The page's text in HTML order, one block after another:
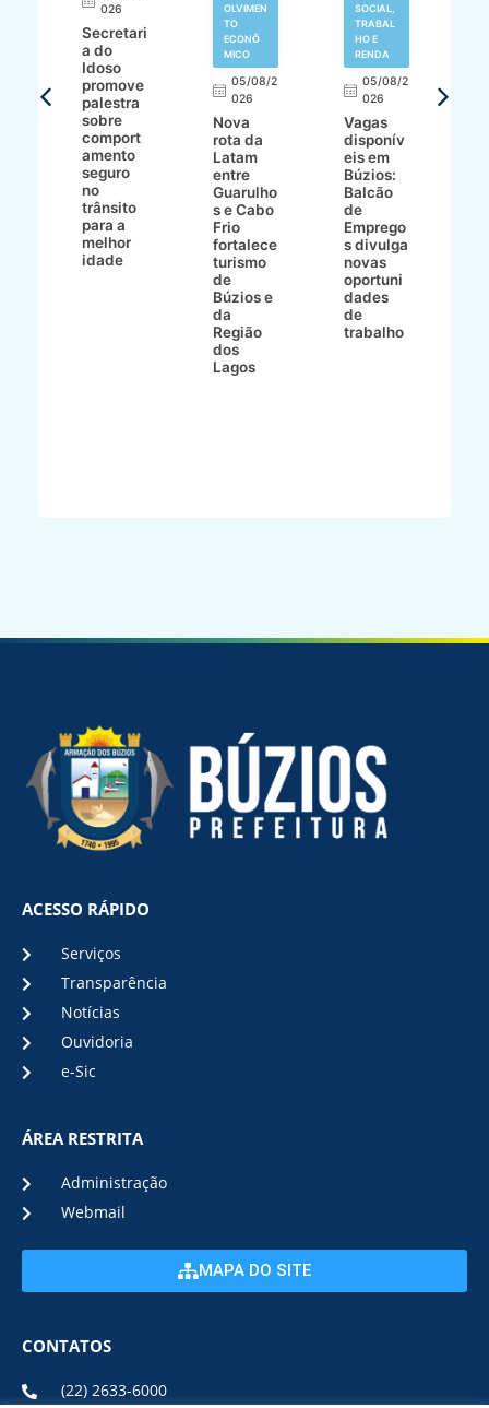
026
Secretari
a do
Idoso
promove
palestra
sobre
comport
amento
seguro
no
trânsito
para a
melhor
idade
OLVIMEN
TO
ECONÔ
MICO
05/08/2
026
Nova
rota da
Latam
entre
Guarulho
s e Cabo
Frio
fortalece
turismo
de
Búzios e
da
Região
dos
Lagos
SOCIAL,
TRABAL
HO E
RENDA
05/08/2
026
Vagas
disponív
eis em
Búzios:
Balcão
de
Emprego
s divulga
novas
oportuni
dades
de
trabalho
ACESSO RÁPIDO
Serviços
Transparência
Notícias
Ouvidoria
e-Sic
ÁREA RESTRITA
Administração
Webmail
MAPA DO SITE
CONTATOS
(22) 2633-6000